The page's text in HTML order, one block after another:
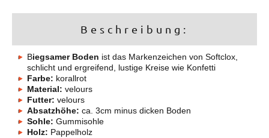
Beschreibung:
BiegsamerBoden ist das Markenzeichen von Softclox,
schlicht und ergreifend, lustige Kreise wie Konfetti
Farbe: korallrot
Material: velours
Futter: velours
Absatzhöhe: ca. 3cm minus dicken Boden
Sohle: Gummisohle
Holz: Pappelholz